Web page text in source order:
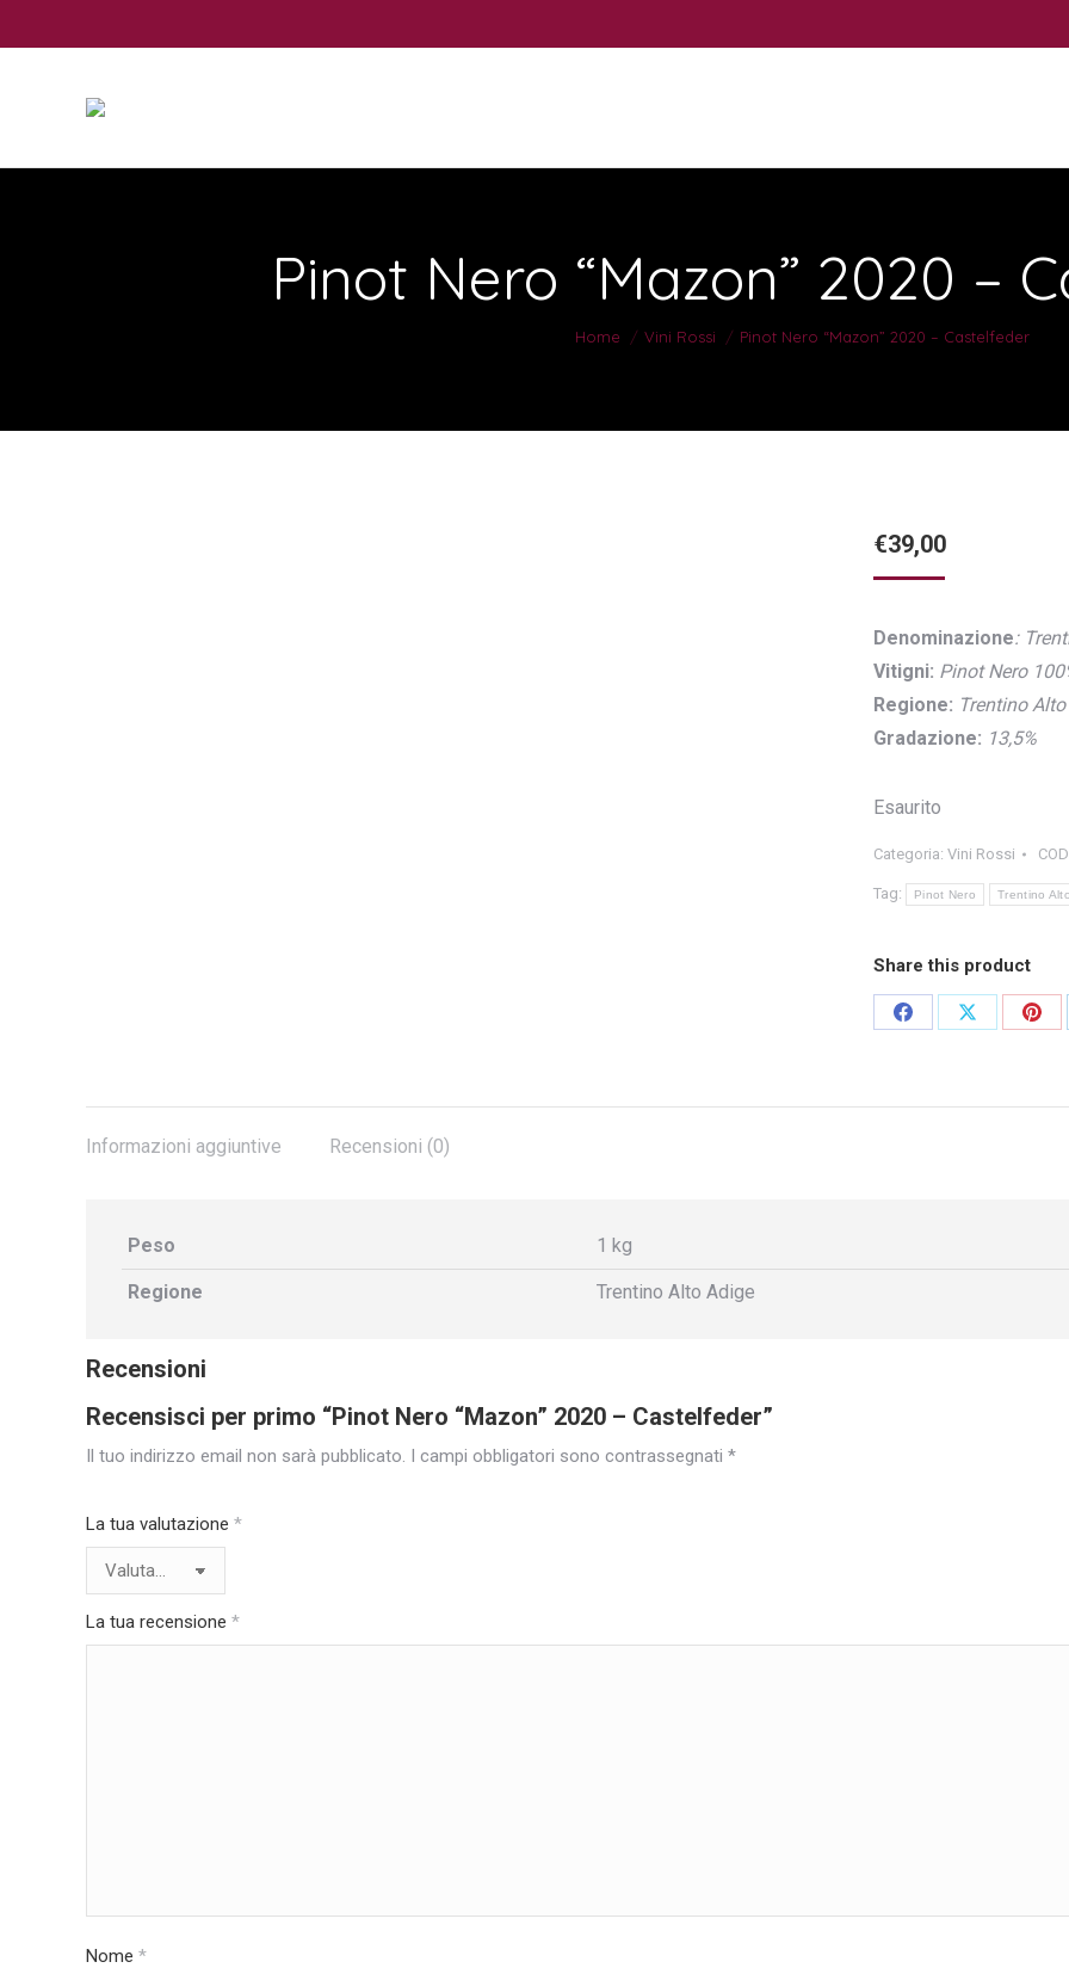
Pinot Nero “Mazon” 2020 –
You are here:
Home Vini Rossi Pinot Nero “Mazon” 2020 – Castelfeder
€39,00
Denominazione:
Vitigni: Pinot Nero
Regione: Trentino
Gradazione: 13,5%
Esaurito
Categoria: Vini Rossi
Tag: Pinot Nero Trentino
Share this product
Share
Share
Informazioni aggiuntive Recensioni (0)
Peso 1 kg
Regione Trentino Alto Adige
Recensioni
Recensisci per primo “Pinot Nero “Mazon” 2020 – Castelfeder”
Il tuo indirizzo email non sarà pubblicato. I campi obbligatori sono contrassegnati *
La tua valutazione *
La tua recensione *
Nome *